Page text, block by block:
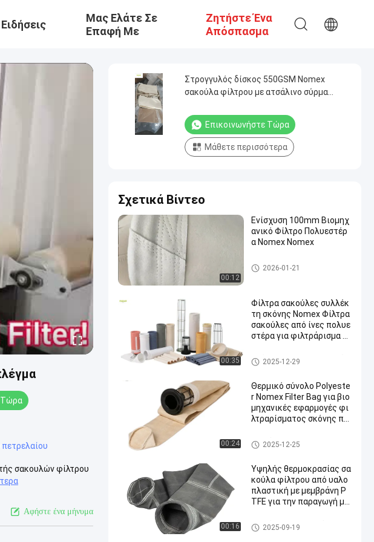
Ειδήσεις
Μας Ελάτε Σε
Επαφή Με
Ζητήστε Ένα
Απόσπασμα
Τώρα
σακουλών φίλτρου
Αφήστε ένα μήνυμα
Στρογγυλός δίσκος 550GSM Nomex
σακούλα φίλτρου με ατσάλινο σύρμα
Επικοινωνήστε Τώρα
Μάθετε περισσότερα
Σχετικά Βίντεο
00:12
Ενίσχυση 100mm Βιομηχ
ανικό Φίλτρο Πολυεστέρ
α Nomex Nomex
σακούλες φίλτρου υψηλής θ
ερμοκρασίας
2026-01-21
00:35
Φίλτρα σακούλες συλλέκ
τη σκόνης Nomex Φίλτρα
σακούλες από ίνες πολυε
στέρα για φιλτράρισμα σ
τασίου με υψηλή αντοχή
σε εφελκυσμό και αντοχή
Τσάντα φίλτρων πολυεστέρ
α
2025-12-29
00:24
Θερμικό σύνολο Polyeste
r Nomex Filter Bag για βιο
μηχανικές εφαρμογές φι
λτραρίσματος σκόνης πρ
περατότητα αέρα και αντ
οχή σε υψηλές θερμοκρα
Σακούλες φίλτρου συλλογής
σκόνης
2025-12-25
00:16
Υψηλής θερμοκρασίας σα
κούλα φίλτρου από υαλο
πλαστική με μεμβράνη P
TFE για την παραγωγή μα
σακούλα φίλτρου από γυαλί ί
να
2025-09-19